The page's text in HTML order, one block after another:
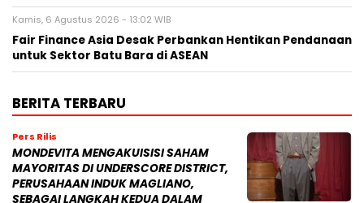
Kamis, 6 Agustus 2026 - 13:02 WIB
Fair Finance Asia Desak Perbankan Hentikan Pendanaan
untuk Sektor Batu Bara di ASEAN
BERITA TERBARU
Pers Rilis
MONDEVITA MENGAKUISISI SAHAM
MAYORITAS DI UNDERSCORE DISTRICT,
PERUSAHAAN INDUK MAGLIANO,
SEBAGAI LANGKAH KEDUA DALAM